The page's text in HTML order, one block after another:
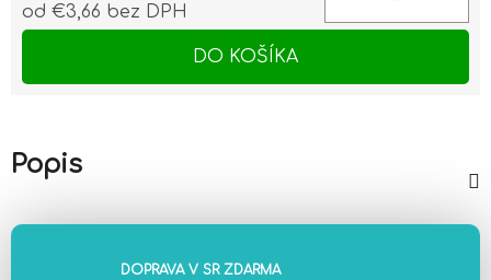
od €3,66 bez DPH
DO KOŠÍKA
Popis
DOPRAVA V SR ZDARMA